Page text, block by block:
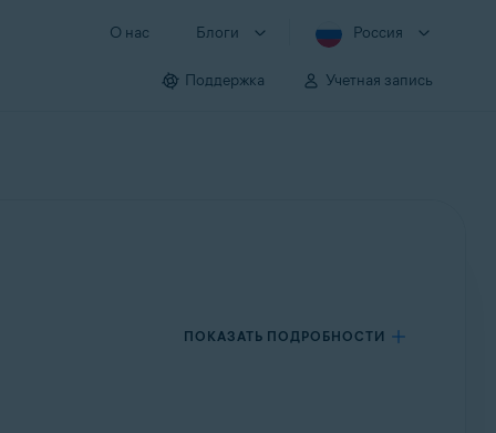
О нас Блоги Россия
Поддержка Учетная запись
ПОКАЗАТЬ ПОДРОБНОСТИ